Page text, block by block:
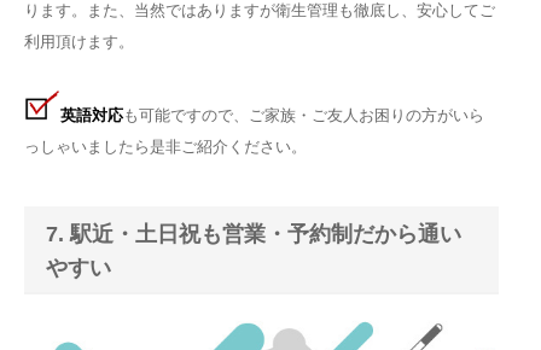
ります。
また、当然ではありますが衛生管理も徹底し、安心してご
利用頂けます。
英語対応も可能ですので、ご家族・ご友人お困りの方がいら
っしゃいましたら是非ご紹介ください。
7. 駅近・土日祝も営業・予約制だから通い
やすい